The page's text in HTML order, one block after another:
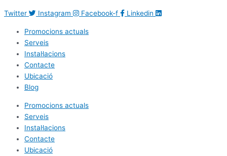
Twitter Instagram Facebook-f Linkedin
Promocions actuals
Serveis
Instal·lacions
Contacte
Ubicació
Blog
Promocions actuals
Serveis
Instal·lacions
Contacte
Ubicació